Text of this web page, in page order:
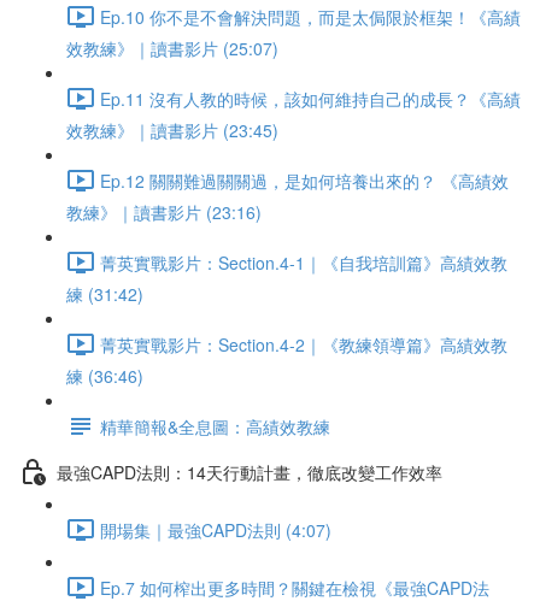
Ep.10 你不是不會解決問題，而是太侷限於框架！《高績
效教練》｜讀書影片 (25:07)
Ep.11 沒有人教的時候，該如何維持自己的成長？《高績
效教練》｜讀書影片 (23:45)
Ep.12 關關難過關關過，是如何培養出來的？ 《高績效
教練》｜讀書影片 (23:16)
菁英實戰影片：Section.4-1｜《自我培訓篇》高績效教
練 (31:42)
菁英實戰影片：Section.4-2｜《教練領導篇》高績效教
練 (36:46)
精華簡報&全息圖：高績效教練
最強CAPD法則：14天行動計畫，徹底改變工作效率
開場集｜最強CAPD法則 (4:07)
Ep.7 如何榨出更多時間？關鍵在檢視《最強CAPD法